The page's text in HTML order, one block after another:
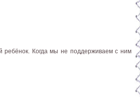
ребёнок. Когда мы не поддерживаем с ним